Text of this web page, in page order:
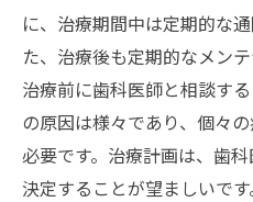
に、治療期間中は定期的な
た、治療後も定期的なメン
治療前に歯科医師と相談す
の原因は様々であり、個々
必要です。治療計画は、歯
決定することが望ましいで